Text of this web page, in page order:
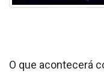
O que acontecerá